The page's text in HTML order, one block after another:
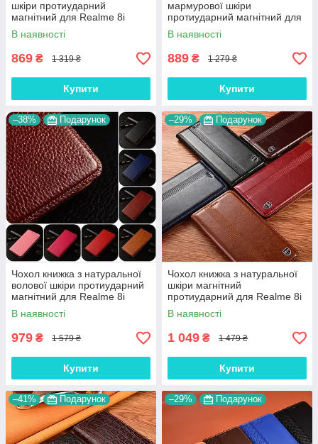
шкіри протиударний
магнітний для Realme 8i
"CLASIC"
В наявності
869 ₴ 1 319 ₴
Купити
мармурової шкіри
протиударний магнітний для
Realme 8i "MARBLE"
В наявності
889 ₴ 1 279 ₴
Купити
–38% Подарунок
Чохол книжка з натуральної
волової шкіри протиударний
магнітний для Realme 8i
"BULL"
В наявності
979 ₴ 1 579 ₴
Купити
–29% Подарунок
Чохол книжка з натуральної
шкіри магнітний
протиударний для Realme 8i
"ITALIAN"
В наявності
1 049 ₴ 1 479 ₴
Купити
–41% Подарунок –29% Подарунок